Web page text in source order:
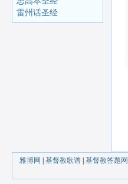
雷州话圣经
雅博网 | 基督教歌谱 | 基督教答题网